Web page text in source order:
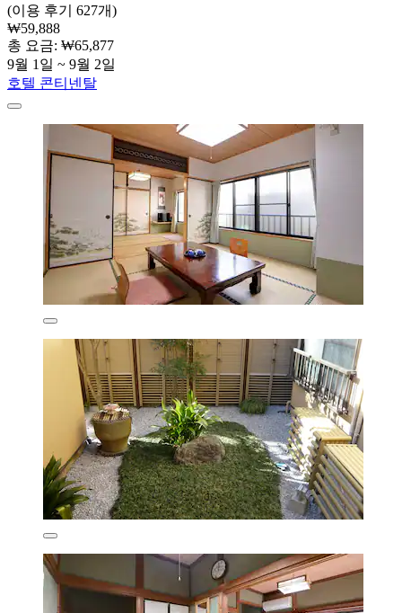
(이용 후기 627개)
₩59,888
총 요금: ₩65,877
9월 1일 ~ 9월 2일
호텔 콘티넨탈